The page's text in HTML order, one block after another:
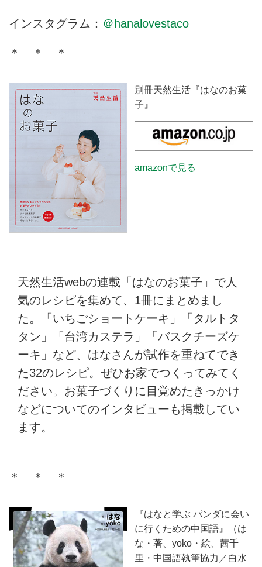
インスタグラム： ＠hanalovestaco
＊ ＊ ＊
別冊天然生活『はなのお菓
子』
amazonで見る
天然生活webの連載「はなのお菓子」で人
気のレシピを集めて、1冊にまとめまし
た。「いちごショートケーキ」「タルトタ
タン」「台湾カステラ」「バスクチーズケ
ーキ」など、はなさんが試作を重ねてでき
た32のレシピ。ぜひお家でつくってみてく
ださい。お菓子づくりに目覚めたきっかけ
などについてのインタビューも掲載してい
ます。
＊ ＊ ＊
『はなと学ぶ パンダに会い
に行くための中国語』（は
な・著、yoko・絵、茜千
里・中国語執筆協力／白水